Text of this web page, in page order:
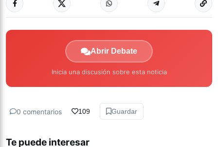
Abrir Debate
Inicia una discusión sobre esta noticia
0 comentarios 109 Guardar
Te puede interesar